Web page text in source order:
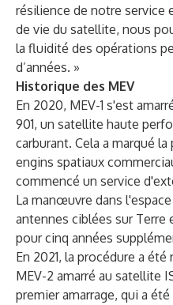
résilience de notre service
de vie du satellite, nous
la fluidité des opérations
d’années. »
Historique des MEV
En 2020, MEV-1 s'est
901, un satellite haute
carburant. Cela a marqué
engins spatiaux
commencé un service
La manœuvre dans
antennes ciblées sur Terre
pour cinq années
En 2021, la procédure a
MEV-2 amarré au satellite
premier amarrage, qui a